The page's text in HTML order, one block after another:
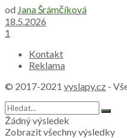
od Jana Šrámčíková
18.5.2026
1
Kontakt
Reklama
© 2017-2021 vyslapy.cz -
Žádný výsledek
Zobrazit všechny výsledky